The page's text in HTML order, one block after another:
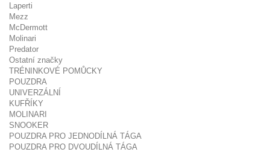
Laperti
Mezz
McDermott
Molinari
Predator
Ostatní značky
TRÉNINKOVÉ POMŮCKY
POUZDRA
UNIVERZÁLNÍ
KUFŘÍKY
MOLINARI
SNOOKER
POUZDRA PRO JEDNODÍLNÁ TÁGA
POUZDRA PRO DVOUDÍLNÁ TÁGA